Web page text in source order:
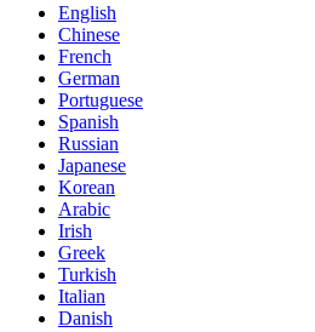
English
Chinese
French
German
Portuguese
Spanish
Russian
Japanese
Korean
Arabic
Irish
Greek
Turkish
Italian
Danish